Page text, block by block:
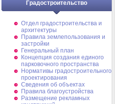
Градостроительство
Отдел градостроительства и
архитектуры
Правила землепользования и
застройки
Генеральный план
Концепция создания единого
парковочного пространства
Нормативы градостроительного
проектирования
Сведения об объектах
Правила благоустройства
Размещение рекламных